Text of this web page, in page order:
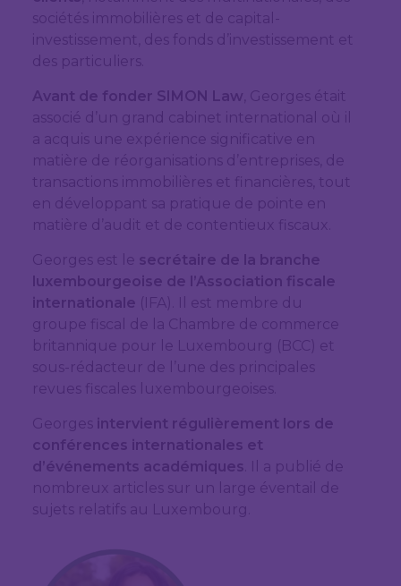
sociétés immobilières et de capital-
investissement, des fonds d’investissement et
des particuliers.
Avant de fonder SIMON Law , Georges était
associé d’un grand cabinet international où il
a acquis une expérience significative en
matière de réorganisations d’entreprises, de
transactions immobilières et financières, tout
en développant sa pratique de pointe en
matière d’audit et de contentieux fiscaux.
Georges est le secrétaire de la branche
luxembourgeoise de l’Association fiscale
internationale (IFA). Il est membre du
groupe fiscal de la Chambre de commerce
britannique pour le Luxembourg (BCC) et
sous-rédacteur de l’une des principales
revues fiscales luxembourgeoises.
Georges intervient régulièrement lors de
conférences internationales et
d’événements académiques . Il a publié de
nombreux articles sur un large éventail de
sujets relatifs au Luxembourg.